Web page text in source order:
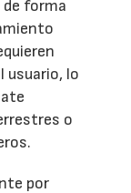
forma
usuario, lo
o
por